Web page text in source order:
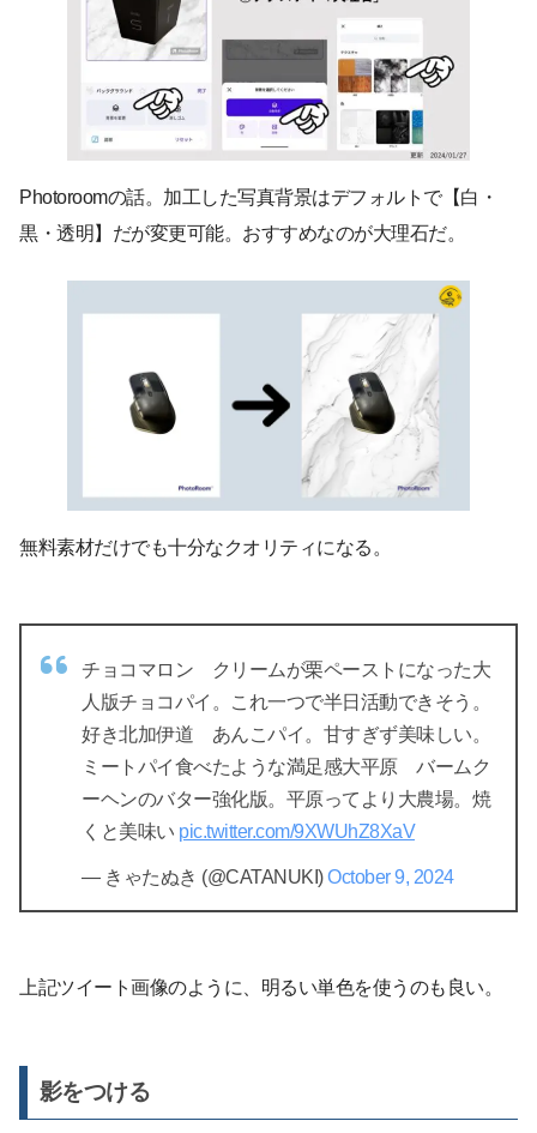
Photoroomの話。加工した写真背景はデフォルトで【白・
黒・透明】だが変更可能。おすすめなのが大理石だ。
無料素材だけでも十分なクオリティになる。
チョコマロン クリームが栗ペーストになった大
人版チョコパイ。これ一つで半日活動できそう。
好き北加伊道 あんこパイ。甘すぎず美味しい。
ミートパイ食べたような満足感大平原 バームク
ーヘンのバター強化版。平原ってより大農場。焼
くと美味い pic.twitter.com/9XWUhZ8XaV
— きゃたぬき (@CATANUKI)October 9, 2024
上記ツイート画像のように、明るい単色を使うのも良い。
影をつける